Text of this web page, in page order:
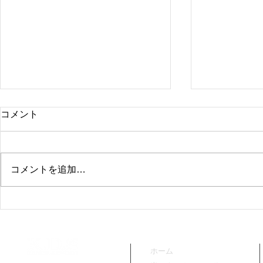
コメント
コメントを追加…
ホーム